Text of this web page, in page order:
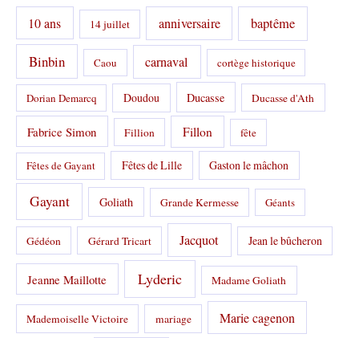
r
e
10 ans 14 juillet anniversaire baptême
Binbin Caou carnaval cortège historique
Dorian Demarcq Doudou Ducasse Ducasse d'Ath
Fabrice Simon Fillion Fillon fête
Fêtes de Gayant Fêtes de Lille Gaston le mâchon
Gayant Goliath Grande Kermesse Géants
Gédéon Gérard Tricart Jacquot Jean le bûcheron
Jeanne Maillotte Lyderic Madame Goliath
Mademoiselle Victoire mariage Marie cagenon